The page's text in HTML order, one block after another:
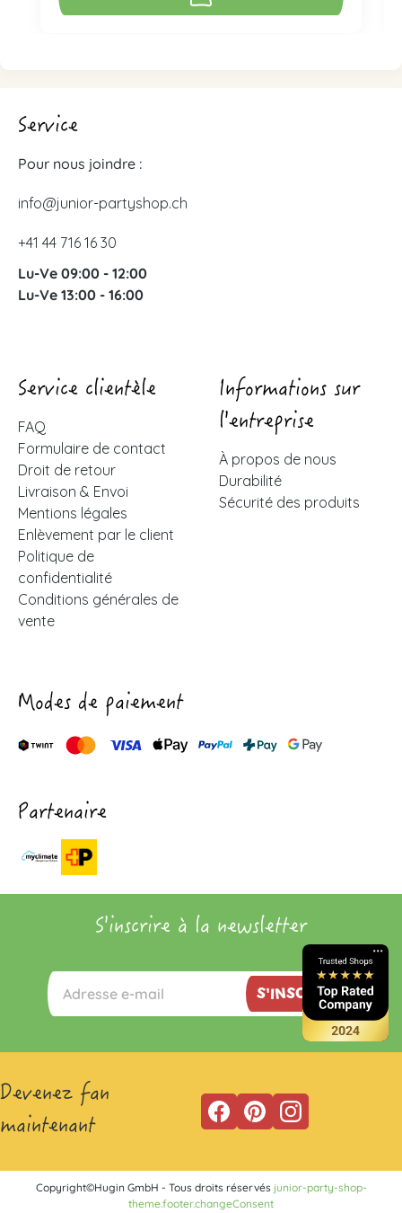
Service
Pour nous joindre :
info@junior-partyshop.ch
+41 44 716 16 30
Lu-Ve 09:00 - 12:00
Lu-Ve 13:00 - 16:00
Service clientèle
FAQ
Formulaire de contact
Droit de retour
Livraison & Envoi
Mentions légales
Enlèvement par le client
Politique de
confidentialité
Conditions générales de
vente
Informations sur
l'entreprise
À propos de nous
Durabilité
Sécurité des produits
Modes de paiement
Partenaire
S'inscrire à la newsletter
S'INSCRIRE
Devenez fan
maintenant
Copyright©Hugin GmbH - Tous droits réservés junior-party-shop-
theme.footer.changeConsent